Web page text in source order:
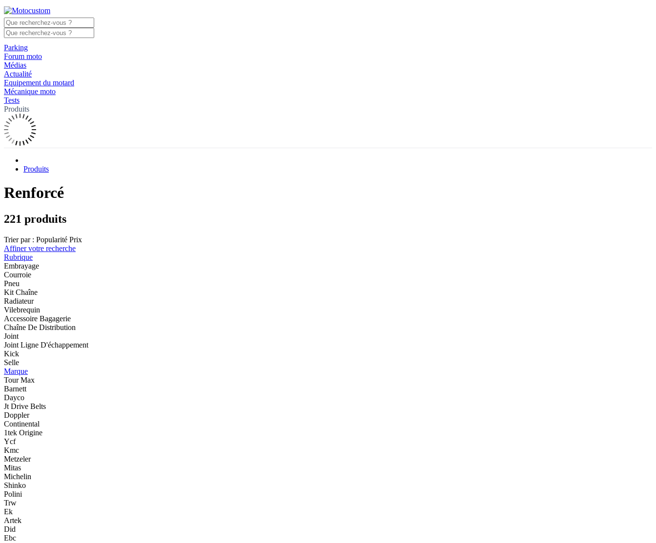
Parking
Forum moto
Médias
Actualité
Equipement du motard
Mécanique moto
Tests
Produits
Produits
Renforcé
221 produits
Trier par : Popularité Prix
Affiner votre recherche
Rubrique
Embrayage
Courroie
Pneu
Kit Chaîne
Radiateur
Vilebrequin
Accessoire Bagagerie
Chaîne De Distribution
Joint
Joint Ligne D'échappement
Kick
Selle
Marque
Tour Max
Barnett
Dayco
Jt Drive Belts
Doppler
Continental
1tek Origine
Ycf
Kmc
Metzeler
Mitas
Michelin
Shinko
Polini
Trw
Ek
Artek
Did
Ebc